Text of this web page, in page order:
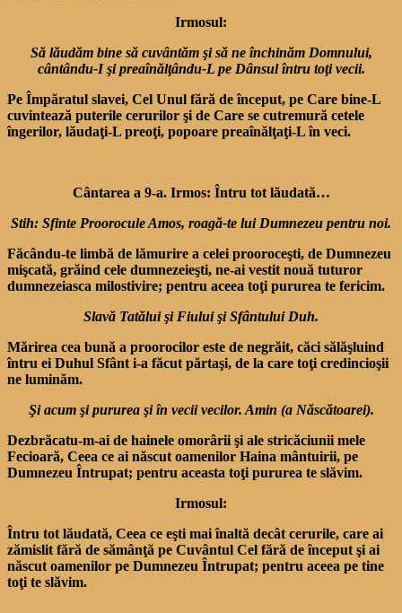
Irmosul:
Să lăudăm bine să cuvântăm şi să ne închinăm Domnului,
cântându-I şi preaînălţându-L pe Dânsul întru toţi vecii.
Pe Împăratul slavei, Cel Unul fără de început, pe Care bine-L
cuvintează puterile cerurilor şi de Care se cutremură cetele
îngerilor, lăudaţi-L preoţi, popoare preaînălţaţi-L în veci.
Cântarea a 9-a. Irmos: Întru tot lăudată…
Stih: Sfinte Proorocule Amos, roagă-te lui Dumnezeu pentru noi.
Făcându-te limbă de lămurire a celei prooroceşti, de Dumnezeu
mişcată, grăind cele dumnezeieşti, ne-ai vestit nouă tuturor
dumnezeiasca milostivire; pentru aceea toţi pururea te fericim.
Slavă Tatălui şi Fiului şi Sfântului Duh.
Mărirea cea bună a proorocilor este de negrăit, căci sălăşluind
întru ei Duhul Sfânt i-a făcut părtaşi, de la care toţi credincioşii
ne luminăm.
Şi acum şi pururea şi în vecii vecilor. Amin (a Născătoarei).
Dezbrăcatu-m-ai de hainele omorârii şi ale stricăciunii mele
Fecioară, Ceea ce ai născut oamenilor Haina mântuirii, pe
Dumnezeu Întrupat; pentru aceasta toţi pururea te slăvim.
Irmosul:
Întru tot lăudată, Ceea ce eşti mai înaltă decât cerurile, care ai
zămislit fără de sămânţă pe Cuvântul Cel fără de început şi ai
născut oamenilor pe Dumnezeu Întrupat; pentru aceea pe tine
toţi te slăvim.